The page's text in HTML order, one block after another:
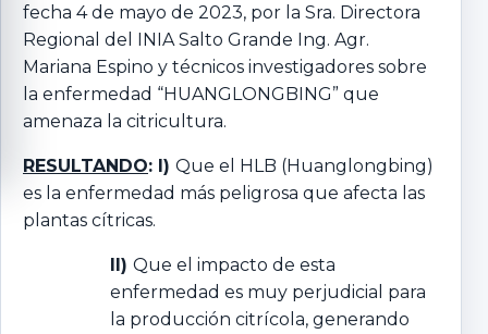
fecha 4 de mayo de 2023, por la Sra. Directora
Regional del INIA Salto Grande Ing. Agr.
Mariana Espino y técnicos investigadores sobre
la enfermedad “HUANGLONGBING” que
amenaza la citricultura.
RESULTANDO: I) Que el HLB (Huanglongbing)
es la enfermedad más peligrosa que afecta las
plantas cítricas.
II) Que el impacto de esta
enfermedad es muy perjudicial para
la producción citrícola, generando